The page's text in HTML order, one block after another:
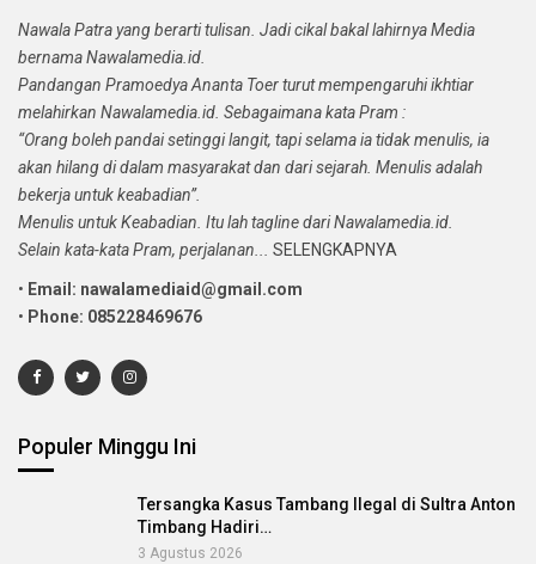
Nawala Patra yang berarti tulisan. Jadi cikal bakal lahirnya Media
bernama Nawalamedia.id.
Pandangan Pramoedya Ananta Toer turut mempengaruhi ikhtiar
melahirkan Nawalamedia.id. Sebagaimana kata Pram :
“Orang boleh pandai setinggi langit, tapi selama ia tidak menulis, ia
akan hilang di dalam masyarakat dan dari sejarah. Menulis adalah
bekerja untuk keabadian”.
Menulis untuk Keabadian. Itu lah tagline dari Nawalamedia.id.
Selain kata-kata Pram, perjalanan... SELENGKAPNYA
• Email: nawalamediaid@gmail.com
• Phone: 085228469676
Populer Minggu Ini
Tersangka Kasus Tambang Ilegal di Sultra Anton
Timbang Hadiri…
3 Agustus 2026